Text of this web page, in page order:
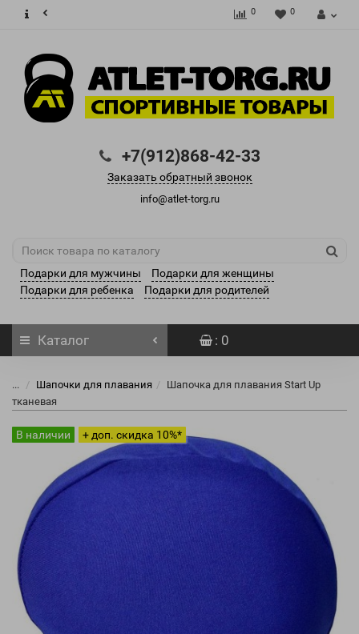
0 0
+7(912)868-42-33
Заказать обратный звонок
info@atlet-torg.ru
Подарки для мужчины
Подарки для женщины
Подарки для ребенка
Подарки для родителей
Каталог : 0
... Шапочки для плавания
Шапочка для плавания Start Up
тканевая
В наличии + доп. скидка 10%*